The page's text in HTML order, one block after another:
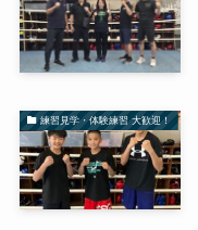
練習見学・体験練習 大歓迎！